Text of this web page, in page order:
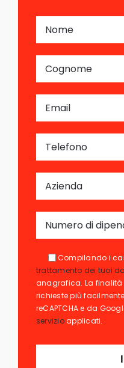
Compilando i
trattamento dei tuoi
anagrafica. La finalità
richieste più
reCAPTCHA e da
servizioapplicati.